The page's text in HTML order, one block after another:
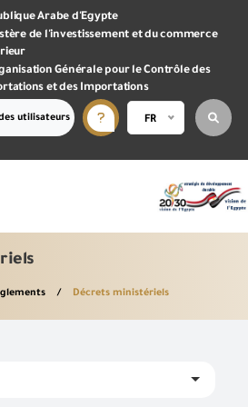
Arabe d'Egypte
de l'investissement et du commerce
Générale pour le Contrôle des
et des Importations
utilisateurs FR
Décrets ministériels